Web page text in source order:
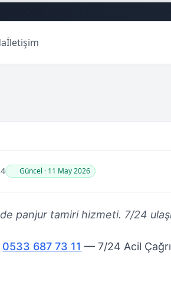
İletişim
Güncel · 11 May 2026
panjur tamiri hizmeti. 7/24
0533 687 73 11 — 7/24 Acil